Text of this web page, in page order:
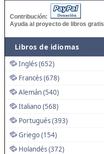
Contribución:
Ayuda al proyecto de libros gratis
Libros de idiomas
Inglés (652)
Francés (678)
Alemán (540)
Italiano (568)
Portugués (393)
Griego (154)
Holandés (372)